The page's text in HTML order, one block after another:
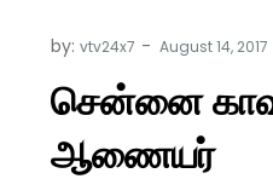
by:vtv24x7
சென்னை
ஆணையர்